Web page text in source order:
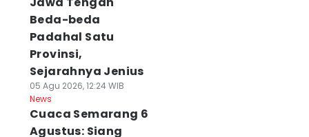
Beda-beda
Padahal Satu
Provinsi,
Sejarahnya Jenius
05 Agu 2026, 12:24 WIB
News
Cuaca Semarang 6
Agustus: Siang